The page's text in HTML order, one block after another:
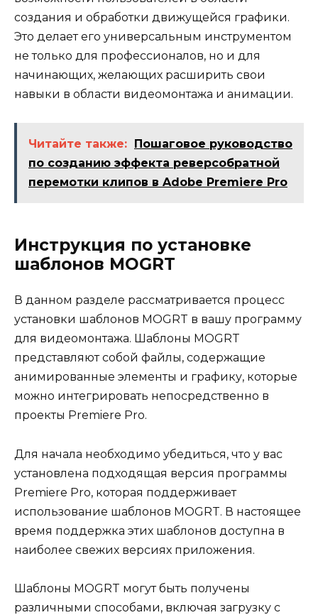
создания и обработки движущейся графики.
Это делает его универсальным инструментом
не только для профессионалов, но и для
начинающих, желающих расширить свои
навыки в области видеомонтажа и анимации.
Читайте также:
Пошаговое руководство
по созданию эффекта реверсобратной
перемотки клипов в Adobe Premiere Pro
Инструкция по установке
шаблонов MOGRT
В данном разделе рассматривается процесс
установки шаблонов MOGRT в вашу программу
для видеомонтажа. Шаблоны MOGRT
представляют собой файлы, содержащие
анимированные элементы и графику, которые
можно интегрировать непосредственно в
проекты Premiere Pro.
Для начала необходимо убедиться, что у вас
установлена подходящая версия программы
Premiere Pro, которая поддерживает
использование шаблонов MOGRT. В настоящее
время поддержка этих шаблонов доступна в
наиболее свежих версиях приложения.
Шаблоны MOGRT могут быть получены
различными способами, включая загрузку с